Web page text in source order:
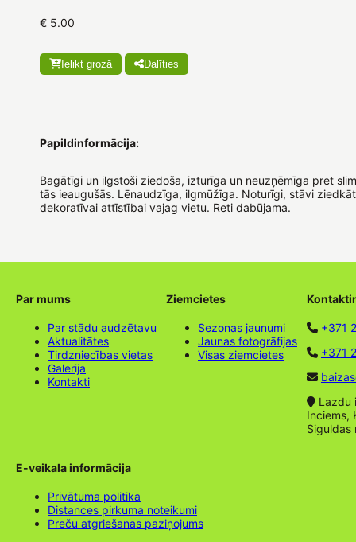
€ 5.00
Ielikt grozā Dalīties
Papildinformācija:
Bagātīgi un ilgstoši ziedoša, izturīga un neuzņēmīga pret
tās ieaugušās. Lēnaudzīga, ilgmūžīga. Noturīgi, stāvi
dekoratīvai attīstībai vajag vietu. Reti dabūjama.
Par mums
Par stādu audzētavu
Aktualitātes
Tirdzniecības vietas
Galerija
Kontakti
Ziemcietes
Sezonas jaunumi
Jaunas fotogrāfijas
Visas ziemcietes
+371
+371
Lazdu
Inciems,
Siguldas
E-veikala informācija
Privātuma politika
Distances pirkuma noteikumi
Preču atgriešanas paziņojums